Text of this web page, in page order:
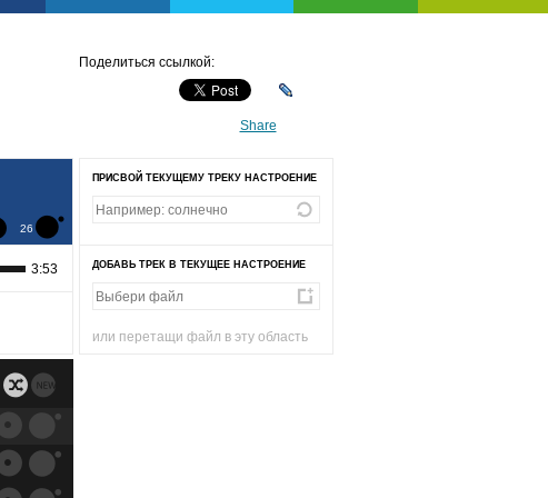
Поделиться ссылкой:
Share
26
3:53
ПРИСВОЙ ТЕКУЩЕМУ ТРЕКУ НАСТРОЕНИЕ
ДОБАВЬ ТРЕК В ТЕКУЩЕЕ НАСТРОЕНИЕ
или перетащи файл в эту область